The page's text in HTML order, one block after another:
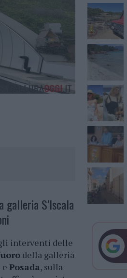
galleria S’Iscala
interventi delle
della galleria
e Posada, sulla